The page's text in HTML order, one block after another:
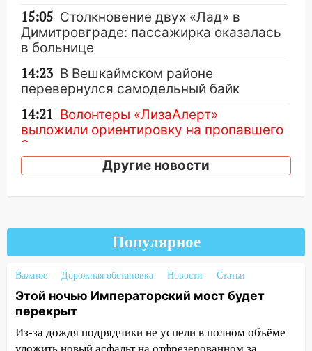
15:05 Столкновение двух «Лад» в
Димитровграде: пассажирка оказалась
в больнице
14:23 В Вешкаймском районе
перевернулся самодельный байк
14:21 Волонтеры «ЛизаАлерт»
выложили ориентировку на пропавшего
8 августа в шторм ульяновского
блогера
13:49 Сотрудники СУ СК России по
Ульяновской области вручили ключи от
квартир сиротам и детям, оставшихся
без попечения родителей
13:36 «Мама, я умру?»: очевидец
«пьяной» аварии, в которой маленькую
девочку зажало между автомобилем и
перилами, рассказал о событиях
Другие новости
Популярное
Важное Дорожная обстановка Новости Статьи
Этой ночью Императорский мост будет
перекрыт
Из-за дождя подрядчики не успели в полном объёме